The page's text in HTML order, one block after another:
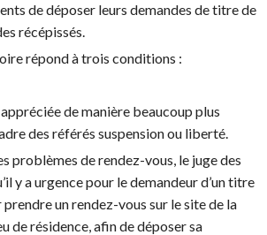
de déposer leurs demandes de titre de
récépissés.
répond à trois conditions :
de manière beaucoup plus
des référés suspension ou liberté.
problèmes de rendez-vous, le juge des
y a urgence pour le demandeur d’un titre
un rendez-vous sur le site de la
de résidence, afin de déposer sa